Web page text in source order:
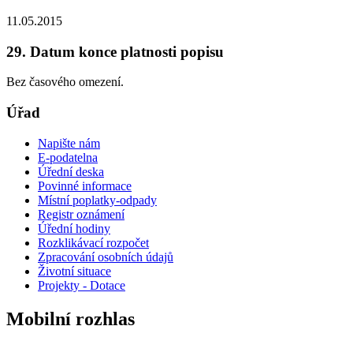
11.05.2015
29. Datum konce platnosti popisu
Bez časového omezení.
Úřad
Napište nám
E-podatelna
Úřední deska
Povinné informace
Místní poplatky-odpady
Registr oznámení
Úřední hodiny
Rozklikávací rozpočet
Zpracování osobních údajů
Životní situace
Projekty - Dotace
Mobilní rozhlas